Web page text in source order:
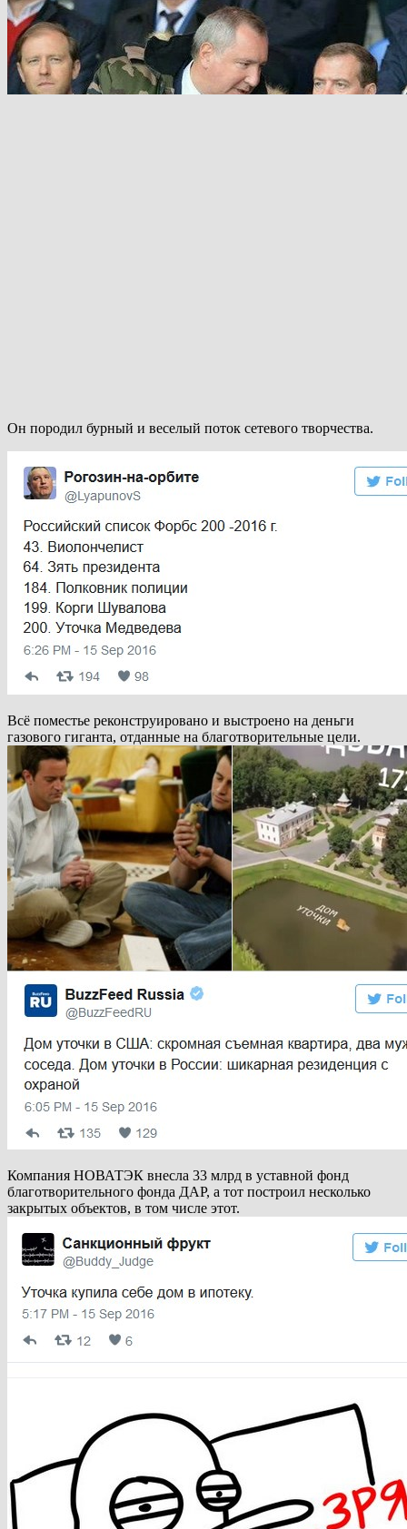
Он породил бурный и веселый поток сетевого творчества.
Всё поместье реконструировано и выстроено на деньги
газового гиганта, отданные на благотворительные цели.
Компания НОВАТЭК внесла 33 млрд в уставной фонд
благотворительного фонда ДАР, а тот построил несколько
закрытых объектов, в том числе этот.